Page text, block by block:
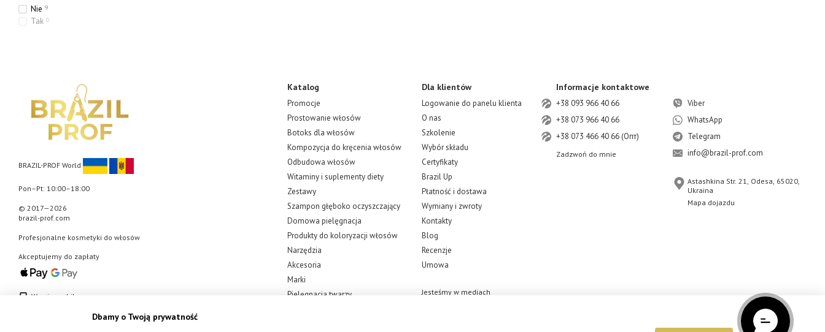
Nie 9
Tak 0
BRAZIL-PROF World
Pon–Pt: 10:00–18:00
© 2017—2026
brazil-prof.com
Profesjonalne kosmetyki do włosów
Akceptujemy do zapłaty
Wersja mobilna
Katalog
Promocje
Prostowanie włosów
Botoks dla włosów
Kompozycja do kręcenia włosów
Odbudowa włosów
Witaminy i suplementy diety
Zestawy
Szampon głęboko oczyszczający
Domowa pielęgnacja
Produkty do koloryzacji włosów
Narzędzia
Akcesoria
Marki
Pielęgnacja twarzy
Dla klientów
Logowanie do panelu klienta
O nas
Szkolenie
Wybór składu
Certyfikaty
Brazil Up
Płatność i dostawa
Wymiany i zwroty
Kontakty
Blog
Recenzje
Umowa
Jesteśmy w mediach
Informacje kontaktowe
+38 093 966 40 66
+38 073 966 40 66
+38 073 466 40 66 (Опт)
Zadzwoń do mnie
Viber
WhatsApp
Telegram
info@brazil-prof.com
Astashkina Str. 21, Odesa, 65020,
Ukraina
Mapa dojazdu
Dbamy o Twoją prywatność